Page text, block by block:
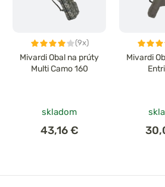
(9x)
Mivardi Obal na prúty
Multi Camo 160
skladom
43,16 €
Mivardi